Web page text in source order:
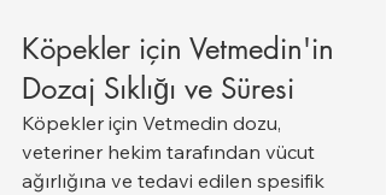
Köpekler için Vetmedin'in
Dozaj Sıklığı ve Süresi
Köpekler için Vetmedin dozu,
veteriner hekim tarafından vücut
ağırlığına ve tedavi edilen spesifik